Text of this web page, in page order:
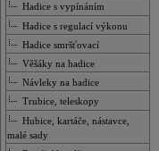
Hadice s vypínáním
Hadice s regulací výkonu
Hadice smršťovací
Věšáky na hadice
Návleky na hadice
Trubice, teleskopy
Hubice, kartáče, nástavce,
malé sady